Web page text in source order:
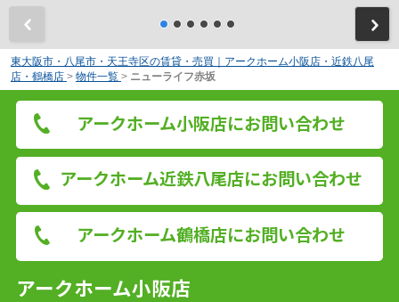
東大阪市・八尾市・天王寺区の賃貸・売買｜アークホーム小阪店・近鉄八尾
店・鶴橋店 > 物件一覧 > ニューライフ赤坂
アークホーム小阪店にお問い合わせ
アークホーム近鉄八尾店にお問い合わせ
アークホーム鶴橋店にお問い合わせ
アークホーム小阪店